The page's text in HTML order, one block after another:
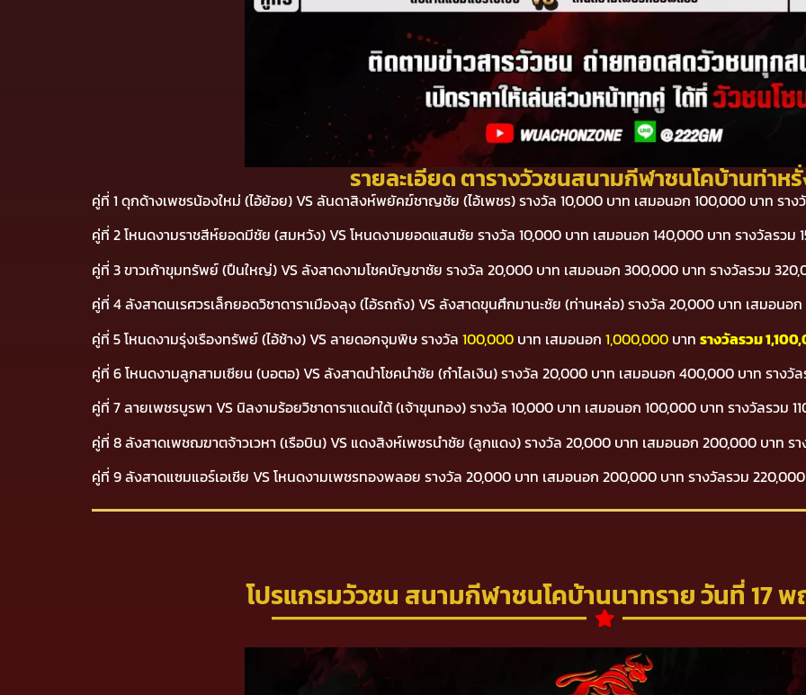
รายละเอียด ตารางวัวชนสนามกีฬาชนโคบ้านท่าห
คู่ที่ 1 ดุกด้างเพชรน้องใหม่ (ไอ้ย้อย) VS ลันดาสิงห์พยัคฆ์ชาญชัย (ไอ้เพชร) รางวัล 10,000 บาท เสมอนอก 100,000 บาท ราง
คู่ที่ 2 โหนดงามราชสีห์ยอดมีชัย (สมหวัง) VS โหนดงามยอดแสนชัย รางวัล 10,000 บาท เสมอนอก 140,000 บาท รางวัลรวม
คู่ที่ 3 ขาวเก้าขุมทรัพย์ (ปืนใหญ่) VS ลังสาดงามโชคบัญชาชัย รางวัล 20,000 บาท เสมอนอก 300,000 บาท รางวัลรวม
คู่ที่ 4 ลังสาดนเรศวรเล็กยอดวิชาดาราเมืองลุง (ไอ้รถถัง) VS ลังสาดขุนศึกมานะชัย (ท่านหล่อ) รางวัล 20,000 บาท เสมอน
คู่ที่ 5 โหนดงามรุ่งเรืองทรัพย์ (ไอ้ช้าง) VS ลายดอกจุมพิษ รางวัล 100,000 บาท เสมอนอก 1,000,000 บาท รางวัลรวม
คู่ที่ 6 โหนดงามลูกสามเซียน (บอตอ) VS ลังสาดนำโชคนำชัย (กำไลเงิน) รางวัล 20,000 บาท เสมอนอก 400,000 บาท รางวั
คู่ที่ 7 ลายเพชรบูรพา VS นิลงามร้อยวิชาดาราแดนใต้ (เจ้าขุนทอง) รางวัล 10,000 บาท เสมอนอก 100,000 บาท รางวัลรวม
คู่ที่ 8 ลังสาดเพชฌฆาตจ้าวเวหา (เรือบิน) VS แดงสิงห์เพชรนำชัย (ลูกแดง) รางวัล 20,000 บาท เสมอนอก 200,000 บาท ร
คู่ที่ 9 ลังสาดแซมแอร์เอเชีย VS โหนดงามเพชรทองพลอย รางวัล 20,000 บาท เสมอนอก 200,000 บาท รางวัลรวม
โปรแกรมวัวชน สนามกีฬาชนโคบ้านนาทราย วันที่ 17